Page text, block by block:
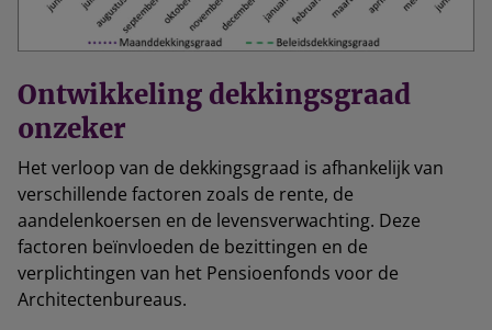
Ontwikkeling dekkingsgraad
onzeker
Het verloop van de dekkingsgraad is afhankelijk van
verschillende factoren zoals de rente, de
aandelenkoersen en de levensverwachting. Deze
factoren beïnvloeden de bezittingen en de
verplichtingen van het Pensioenfonds voor de
Architectenbureaus.